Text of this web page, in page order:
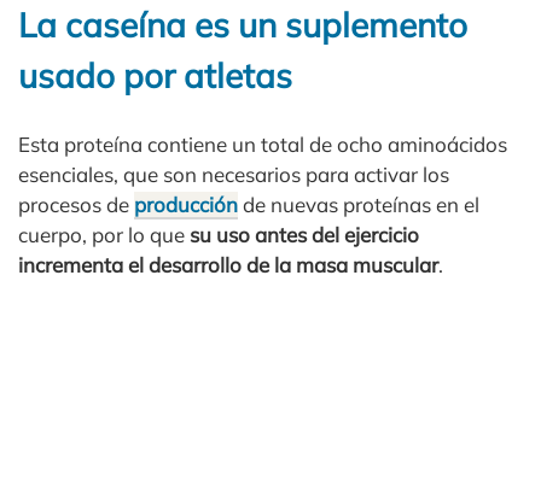
La caseína es un suplemento
usado por atletas
Esta proteína contiene un total de ocho aminoácidos
esenciales, que son necesarios para activar los
procesos de producciónde nuevas proteínas en el
cuerpo, por lo que su uso antes del ejercicio
incrementa el desarrollo de la masa muscular.